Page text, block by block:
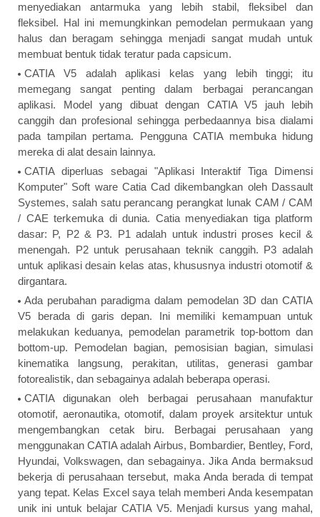
menyediakan antarmuka yang lebih stabil, fleksibel dan
fleksibel. Hal ini memungkinkan pemodelan permukaan yang
halus dan beragam sehingga menjadi sangat mudah untuk
membuat bentuk tidak teratur pada capsicum.
CATIA V5 adalah aplikasi kelas yang lebih tinggi; itu
memegang sangat penting dalam berbagai perancangan
aplikasi. Model yang dibuat dengan CATIA V5 jauh lebih
canggih dan profesional sehingga perbedaannya bisa dialami
pada tampilan pertama. Pengguna CATIA membuka hidung
mereka di alat desain lainnya.
CATIA diperluas sebagai "Aplikasi Interaktif Tiga Dimensi
Komputer" Soft ware Catia Cad dikembangkan oleh Dassault
Systemes, salah satu perancang perangkat lunak CAM / CAM
/ CAE terkemuka di dunia. Catia menyediakan tiga platform
dasar: P, P2 & P3. P1 adalah untuk industri proses kecil &
menengah. P2 untuk perusahaan teknik canggih. P3 adalah
untuk aplikasi desain kelas atas, khususnya industri otomotif &
dirgantara.
Ada perubahan paradigma dalam pemodelan 3D dan CATIA
V5 berada di garis depan. Ini memiliki kemampuan untuk
melakukan keduanya, pemodelan parametrik top-bottom dan
bottom-up. Pemodelan bagian, pemosisian bagian, simulasi
kinematika langsung, perakitan, utilitas, generasi gambar
fotorealistik, dan sebagainya adalah beberapa operasi.
CATIA digunakan oleh berbagai perusahaan manufaktur
otomotif, aeronautika, otomotif, dalam proyek arsitektur untuk
mengembangkan cetak biru. Berbagai perusahaan yang
menggunakan CATIA adalah Airbus, Bombardier, Bentley, Ford,
Hyundai, Volkswagen, dan sebagainya. Jika Anda bermaksud
bekerja di perusahaan tersebut, maka Anda berada di tempat
yang tepat. Kelas Excel saya telah memberi Anda kesempatan
unik ini untuk belajar CATIA V5. Menjadi kursus yang mahal,